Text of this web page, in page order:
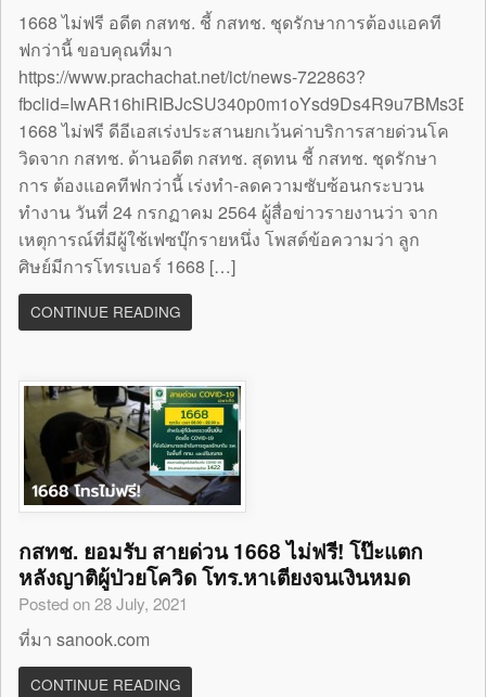
1668 ไม่ฟรี อดีต กสทช. ชี้ กสทช. ชุดรักษาการต้องแอคที
ฟกว่านี้ ขอบคุณที่มา
https://www.prachachat.net/ict/news-722863?
1668 ไม่ฟรี ดีอีเอสเร่งประสานยกเว้นค่าบริการสายด่วนโค
วิดจาก กสทช. ด้านอดีต กสทช. สุดทน ชี้ กสทช. ชุดรักษา
การ ต้องแอคทีฟกว่านี้ เร่งทำ-ลดความซับซ้อนกระบวน
ทำงาน วันที่ 24 กรกฏาคม 2564 ผู้สื่อข่าวรายงานว่า จาก
เหตุการณ์ที่มีผู้ใช้เฟซบุ๊กรายหนึ่ง โพสต์ข้อความว่า ลูก
ศิษย์มีการโทรเบอร์ 1668 […]
CONTINUE READING
กสทช. ยอมรับ สายด่วน 1668 ไม่ฟรี! โป๊ะแตก
หลังญาติผู้ป่วยโควิด โทร.หาเตียงจนเงินหมด
Posted on 28 July, 2021
ที่มา sanook.com
CONTINUE READING